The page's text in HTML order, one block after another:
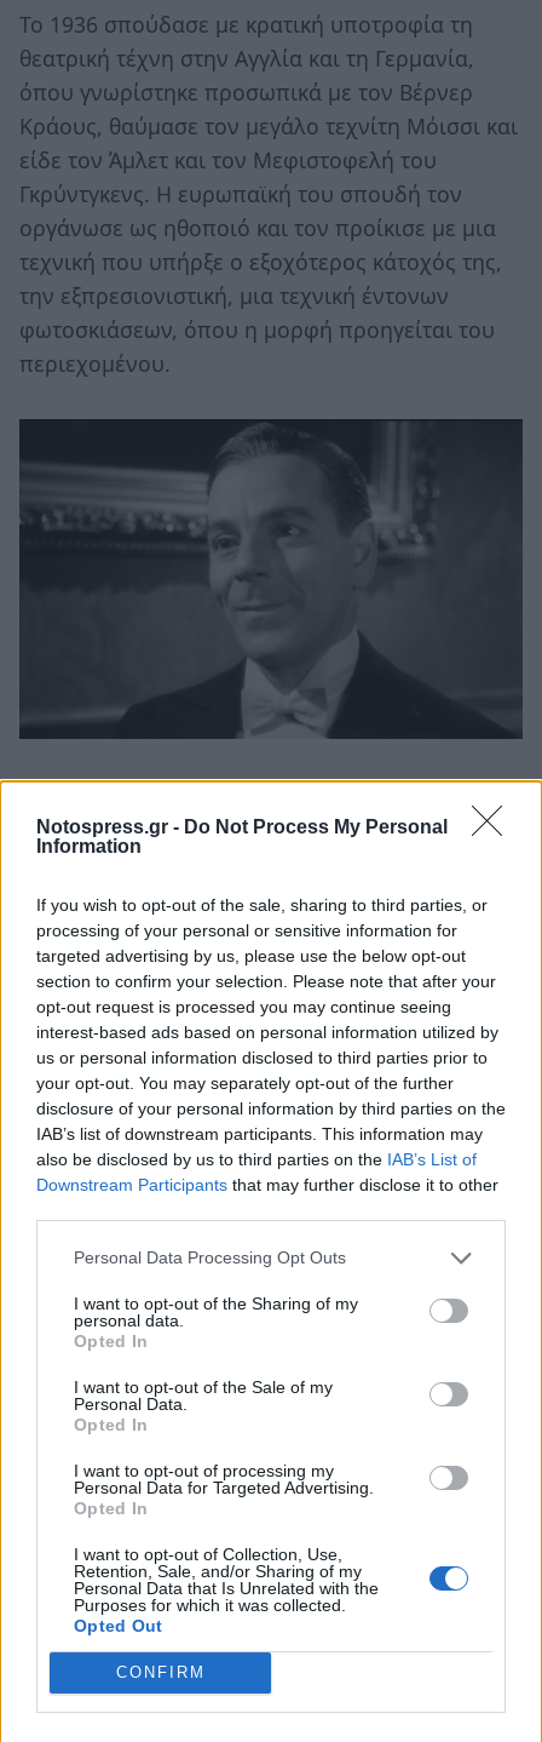
Notospress.gr - Do Not Process My Personal
Information
If you wish to opt-out of the sale, sharing to third parties, or
processing of your personal or sensitive information for
targeted advertising by us, please use the below opt-out
section to confirm your selection. Please note that after your
opt-out request is processed you may continue seeing
interest-based ads based on personal information utilized by
us or personal information disclosed to third parties prior to
your opt-out. You may separately opt-out of the further
disclosure of your personal information by third parties on the
IAB’s list of downstream participants. This information may
also be disclosed by us to third parties on the IAB’s List of
Downstream Participants that may further disclose it to other
Personal Data Processing Opt Outs
I want to opt-out of the Sharing of my
personal data.
Opted In
I want to opt-out of the Sale of my
Personal Data.
Opted In
I want to opt-out of processing my
Personal Data for Targeted Advertising.
Opted In
I want to opt-out of Collection, Use,
Retention, Sale, and/or Sharing of my
Personal Data that Is Unrelated with the
Purposes for which it was collected.
Opted Out
CONFIRM
Το 1936 σπούδασε με κρατική υποτροφία τη
θεατρική τέχνη στην Αγγλία και τη Γερμανία,
όπου γνωρίστηκε προσωπικά με τον Βέρνερ
Κράους, θαύμασε τον μεγάλο τεχνίτη Μόισσι και
είδε τον Άμλετ και τον Μεφιστοφελή του
Γκρύντγκενς. Η ευρωπαϊκή του σπουδή τον
οργάνωσε ως ηθοποιό και τον προίκισε με μια
τεχνική που υπήρξε ο εξοχότερος κάτοχός της,
την εξπρεσιονιστική, μια τεχνική έντονων
φωτοσκιάσεων, όπου η μορφή προηγείται του
περιεχομένου.
λόγω μέτριας αγγλικής προφοράς, δεν έκανε
θέατρο. Μετά την απελευθέρωση (1945) ως
σκηνοθέτης, θιασάρχης και ηθοποιός, με
επιτυχίες σ' όλα τα είδη ρεπερτορίου. Ανέβασε
στην Επίδαυρο και σε μεγάλα θέατρα του
εξωτερικού και όπερα, όπως τηΜήδεια, μία από
τις καλύτερες σκηνοθεσίες στον κόσμο, με την
αξέχαστηΜαρία Κάλλας.
Ο Αλέξης Μινωτής χρημάτισε καλλιτεχνικός
διευθυντής (1964-67) και γενικός διευθυντής
(1974-80) του Εθνικού Θεάτρου. Έγραψε τα
δοκίμιαΕμπειρική θεατρική παιδείακαι τιμήθηκε
με πολλές διακρίσεις. Πέθανε, πλήρης ημερών,
στις 11 Νοεμβρίου του 1990.
Πηγή:SanSimera.gr
Ακολουθήστε το
μάθετε πρώτοιόλες τις ειδήσεις
ΣΑΝ ΣΗΜΕΡΑ ΑΛΕΞΗΣ ΜΙΝΩΤΗΣ
ΗΘΟΠΟΙΟΣ
ΣΚΗΝΟΘΕΤΗΣ